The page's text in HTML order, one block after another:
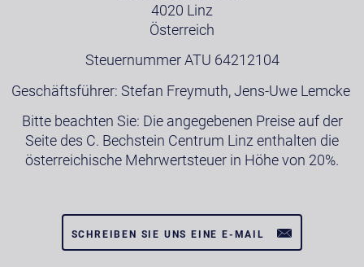
4020 Linz
Österreich
Steuernummer ATU 64212104
Geschäftsführer: Stefan Freymuth, Jens-Uwe Lemcke
Bitte beachten Sie: Die angegebenen Preise auf der
Seite des C. Bechstein Centrum Linz enthalten die
österreichische Mehrwertsteuer in Höhe von 20%.
SCHREIBEN SIE UNS EINE E-MAIL